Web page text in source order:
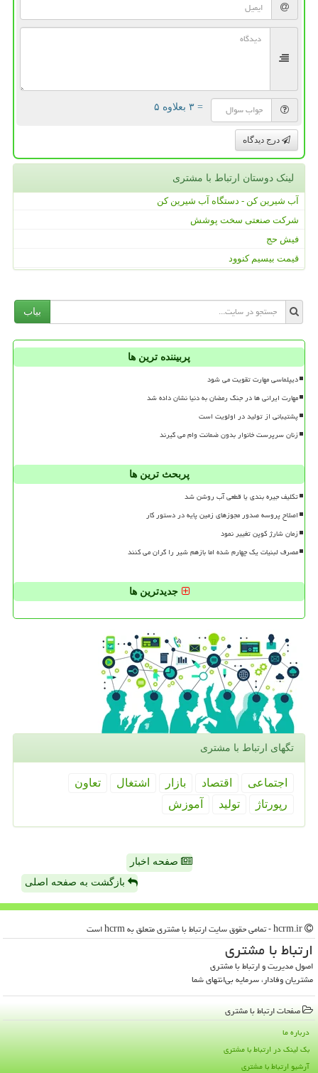
= ۳ بعلاوه ۵
درج دیدگاه
لینک دوستان ارتباط با مشتری
آب شیرین کن - دستگاه آب شیرین کن
شرکت صنعتی سخت پوشش
فیش حج
قیمت بیسیم کنوود
بیاب
پربیننده ترین ها
دیپلماسی مهارت تقویت می شود
مهارت ایرانی ها در جنگ رمضان به دنیا نشان داده شد
پشتیبانی از تولید در اولویت است
زنان سرپرست خانوار بدون ضمانت وام می گیرند
پربحث ترین ها
تکلیف جیره بندی یا قطعی آب روشن شد
اصلاح پروسه صدور مجوزهای زمین پایه در دستور کار
زمان شارژ کوپن تغییر نمود
مصرف لبنیات یک چهارم شده اما بازهم شیر را گران می کنند
جدیدترین ها
تگهای ارتباط با مشتری
اجتماعی اقتصاد بازار اشتغال
تعاون
رپورتاژ
تولید آموزش
صفحه اخبار
بازگشت به صفحه اصلی
ارتباط با مشتری
اصول مدیریت و ارتباط با مشتری
مشتریان وفادار، سرمایه بی‌انتهای شما
صفحات ارتباط با مشتری
درباره ما
بک لینک در ارتباط با مشتری
آرشیو ارتباط با مشتری